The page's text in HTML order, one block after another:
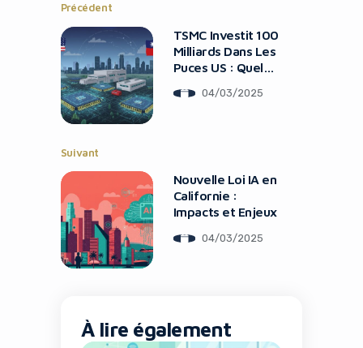
Précédent
TSMC Investit 100
Milliards Dans Les
Puces US : Quel
04/03/2025
Suivant
Nouvelle Loi IA en
Californie :
Impacts et Enjeux
04/03/2025
À lire également